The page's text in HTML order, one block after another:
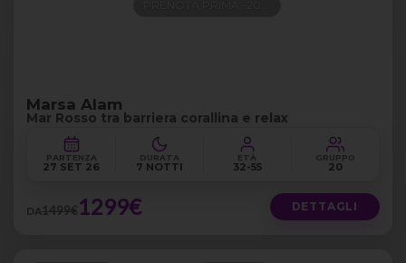
Marsa Alam
Mar Rosso tra barriera corallina e relax
PARTENZA
27 SET 26
DURATA
7 NOTTI
ETÀ
32-55
GRUPPO
20
DA1499€1299€ DETTAGLI